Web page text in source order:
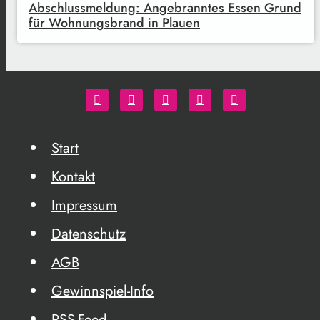
Abschlussmeldung: Angebranntes Essen Grund
für Wohnungsbrand in Plauen
Start
Kontakt
Impressum
Datenschutz
AGB
Gewinnspiel-Info